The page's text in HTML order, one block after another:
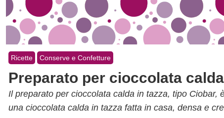
Ricette Conserve e Confetture
Preparato per cioccolata
Il preparato per cioccolata calda in tazza, tipo
una cioccolata calda in tazza fatta in casa, densa e